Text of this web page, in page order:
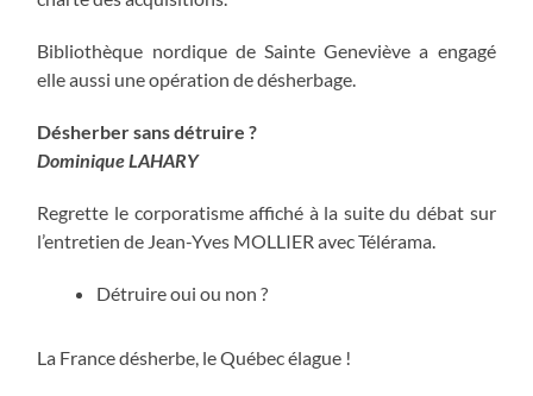
Bibliothèque nordique de Sainte Geneviève a engagé
elle aussi une opération de désherbage.
Désherber sans détruire ?
Dominique LAHARY
Regrette le corporatisme affiché à la suite du débat sur
l’entretien de Jean-Yves MOLLIER avec Télérama.
Détruire oui ou non ?
La France désherbe, le Québec élague !